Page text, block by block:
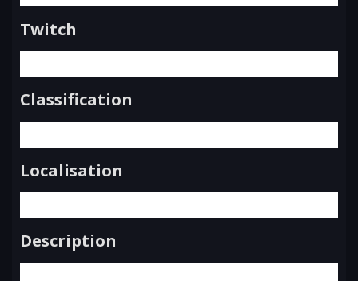
Twitch
Classification
Localisation
Description